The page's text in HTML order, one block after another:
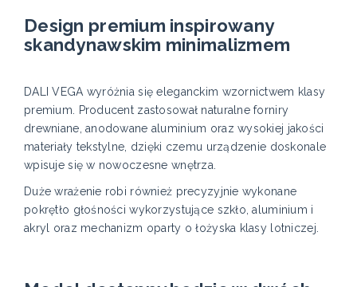
Design premium inspirowany
skandynawskim minimalizmem
DALI VEGA wyróżnia się eleganckim wzornictwem klasy
premium. Producent zastosował naturalne forniry
drewniane, anodowane aluminium oraz wysokiej jakości
materiały tekstylne, dzięki czemu urządzenie doskonale
wpisuje się w nowoczesne wnętrza.
Duże wrażenie robi również precyzyjnie wykonane
pokrętło głośności wykorzystujące szkło, aluminium i
akryl oraz mechanizm oparty o łożyska klasy lotniczej.